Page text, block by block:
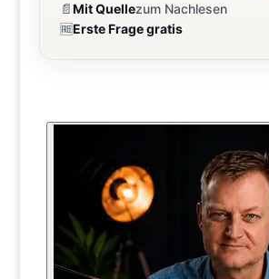
📄Mit Quellezum Nachlesen
🆓Erste Frage gratis